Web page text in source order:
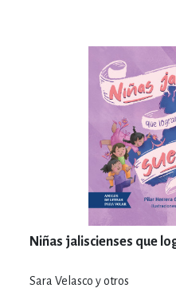
Niñas jaliscienses que
Sara Velasco y otros